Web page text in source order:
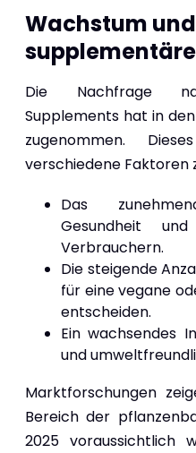
Wachstum
Die Nachfrage
Supplements hat in
zugenommen.
verschiedene Faktoren
Das
Gesundheit
Verbrauchern.
Die steigende
für eine vegane
entscheiden.
Ein wachsendes
und
Marktforschungen
Bereich der
2025 voraussichtlich